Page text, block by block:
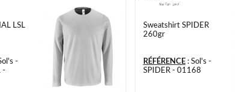
LSL
-
-
Sweatshirt SPIDER
260gr
RÉFÉRENCE: Sol's -
SPIDER - 01168